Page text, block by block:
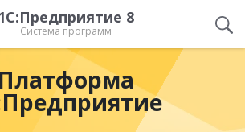
8
Система программ
Платформа